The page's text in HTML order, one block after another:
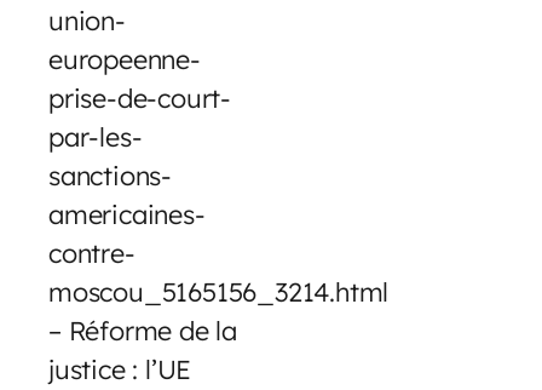
union-
europeenne-
prise-de-court-
par-les-
sanctions-
americaines-
contre-
moscou_5165156_3214.html
– Réforme de la
justice : l’UE